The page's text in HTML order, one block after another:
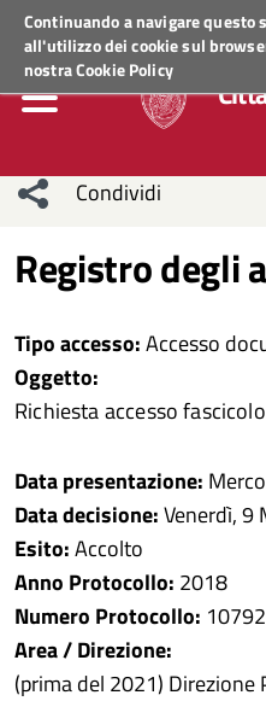
Continuando a navigare questo
all'utilizzo dei cookie sul
nostraCookie Policy
Regione VenetoACCEDI AI SERVIZI
Condividi
network
Condividi
Registro degli
Tipo accesso:Accesso
Oggetto:
Richiesta accesso
Data presentazione:
Data decisione:Venerdì, 9
Esito:Accolto
Anno Protocollo: 2018
Numero Protocollo:
Area / Direzione:
(prima del 2021) Direzione